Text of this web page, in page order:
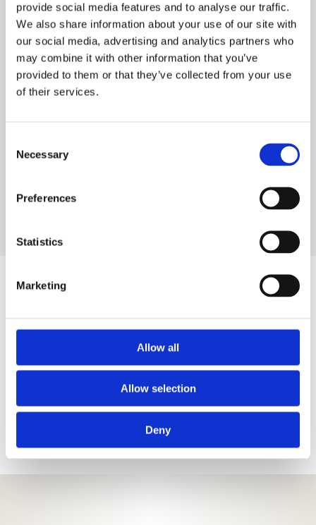
provide social media features and to analyse our traffic.
We also share information about your use of our site with
our social media, advertising and analytics partners who
may combine it with other information that you’ve
provided to them or that they’ve collected from your use
of their services.
Selection
Necessary
Preferences
Statistics
Marketing
Allow all
Allow selection
Deny
Efter operation
Återbesök sker en och två veckor tillsammans med
bleknar ärren fint och bli till små tunna vita streck.
Resultat
titta på våra rynkor i pannan före och efter-bilder.